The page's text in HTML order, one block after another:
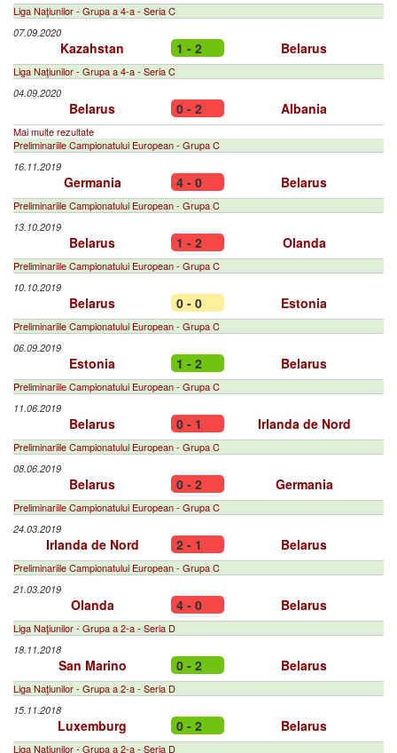
Liga Naţiunilor - Grupa a 4-a - Seria C
07.09.2020
Kazahstan 1 - 2 Belarus
Liga Naţiunilor - Grupa a 4-a - Seria C
04.09.2020
Belarus 0 - 2 Albania
Mai multe rezultate
Preliminariile Campionatului European - Grupa C
16.11.2019
Germania 4 - 0 Belarus
Preliminariile Campionatului European - Grupa C
13.10.2019
Belarus 1 - 2 Olanda
Preliminariile Campionatului European - Grupa C
10.10.2019
Belarus 0 - 0 Estonia
Preliminariile Campionatului European - Grupa C
06.09.2019
Estonia 1 - 2 Belarus
Preliminariile Campionatului European - Grupa C
11.06.2019
Belarus 0 - 1 Irlanda de Nord
Preliminariile Campionatului European - Grupa C
08.06.2019
Belarus 0 - 2 Germania
Preliminariile Campionatului European - Grupa C
24.03.2019
Irlanda de Nord 2 - 1 Belarus
Preliminariile Campionatului European - Grupa C
21.03.2019
Olanda 4 - 0 Belarus
Liga Naţiunilor - Grupa a 2-a - Seria D
18.11.2018
San Marino 0 - 2 Belarus
Liga Naţiunilor - Grupa a 2-a - Seria D
15.11.2018
Luxemburg 0 - 2 Belarus
Liga Naţiunilor - Grupa a 2-a - Seria D